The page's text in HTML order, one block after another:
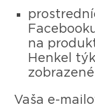
na
Henkel
Vaša e-